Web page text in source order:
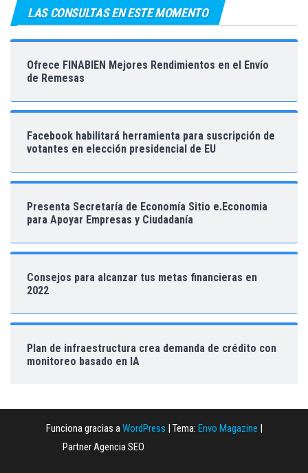
LAS CONSULTAS EN ESTE MOMENTO
Ofrece FINABIEN Mejores Rendimientos en el Envío
de Remesas
Facebook habilitará herramienta para suscripción de
votantes en elección presidencial de EU
Presenta Secretaría de Economía Sitio e.Economia
para Apoyar Empresas y Ciudadanía
Consejos para alcanzar tus metas financieras en
2022
Plan de infraestructura crea demanda de crédito con
monitoreo basado en IA
Funciona gracias aWordPress Tema: Envo Magazine
Partner Agencia SEO